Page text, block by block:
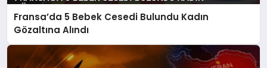
Fransa’da 5 Bebek Cesedi Bulundu Kadın
Gözaltına Alındı